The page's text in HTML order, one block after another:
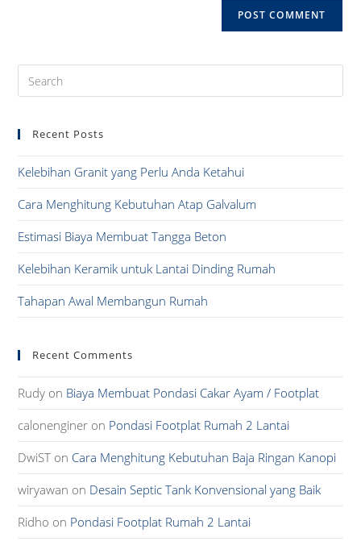
Recent Posts
Kelebihan Granit yang Perlu Anda Ketahui
Cara Menghitung Kebutuhan Atap Galvalum
Estimasi Biaya Membuat Tangga Beton
Kelebihan Keramik untuk Lantai Dinding Rumah
Tahapan Awal Membangun Rumah
Recent Comments
Rudy on Biaya Membuat Pondasi Cakar Ayam / Footplat
calonenginer on Pondasi Footplat Rumah 2 Lantai
DwiST on Cara Menghitung Kebutuhan Baja Ringan Kanopi
wiryawan on Desain Septic Tank Konvensional yang Baik
Ridho on Pondasi Footplat Rumah 2 Lantai